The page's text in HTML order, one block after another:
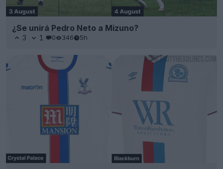
¿Se unirá Pedro Neto a Mizuno?
3 1 0 346 5h